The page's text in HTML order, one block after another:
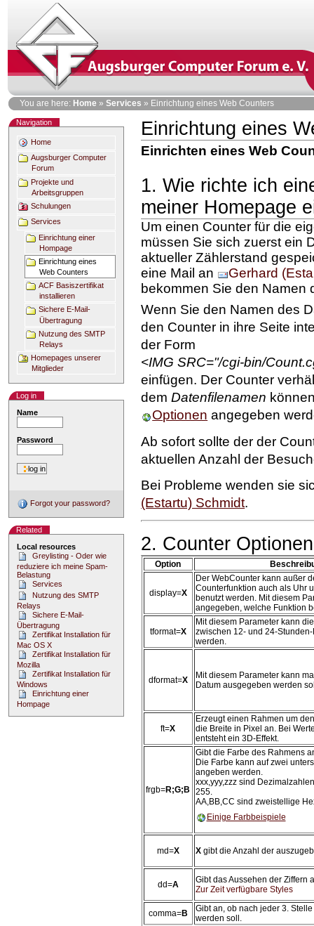
Personal
tools
You are here: Home » Services » Einrichtung eines Web Counters
Navigation
Home
Augsburger Computer
Forum
Projekte und
Arbeitsgruppen
Schulungen
Services
Einrichtung einer
Hompage
Einrichtung eines
Web Counters
ACF Basiszertifikat
installieren
Sichere E-Mail-
Übertragung
Nutzung des SMTP
Relays
Homepages unserer
Mitglieder
Log in
Name
Password
Forgot your password?
Related
Local resources
Greylisting - Oder wie
reduziere ich meine Spam-
Belastung
Services
Nutzung des SMTP
Relays
Sichere E-Mail-
Übertragung
Zertifikat Installation für
Mac OS X
Zertifikat Installation für
Mozilla
Zertifikat Installation für
Windows
Einrichtung einer
Hompage
Einrichtung eines
Document
Actions
Einrichten eines Web
1. Wie richte ich
meiner Homepage
Um einen Counter für die
müssen Sie sich zuerst ein
aktueller Zählerstand
eine Mail an
Gerhard
bekommen Sie den Namen
Wenn Sie den Namen des
den Counter in ihre Seite
der Form
<IMG SRC="/cgi-bin/
einfügen. Der Counter
demDatenfilenamen
Optionen angegeben
Ab sofort sollte der der
aktuellen Anzahl der
Bei Probleme wenden sie
(Estartu) Schmidt.
2. Counter Optionen
Option
display=X
Der WebCounter kann außer
Counterfunktion auch als Uhr
benutzt werden. Mit diesem
angegeben, welche Funktion
tformat=X
Mit diesem Parameter kann
zwischen 12- und 24-
werden.
dformat=X
Mit diesem Parameter kann
Datum ausgegeben werden
ft=X
Erzeugt einen Rahmen um
die Breite in Pixel an. Bei
entsteht ein 3D-Effekt.
frgb=R;G;B
Gibt die Farbe des Rahmens
Die Farbe kann auf zwei
angeben werden.
xxx,yyy,zzz sind
255.
AA,BB,CC sind zweistellige
Einige Farbbeispiele
md=X Xgibt die Anzahl der
dd=A
Gibt das Aussehen der Ziffern
Zur Zeit verfügbare Styles
comma=B
Gibt an, ob nach jeder 3.
werden soll.